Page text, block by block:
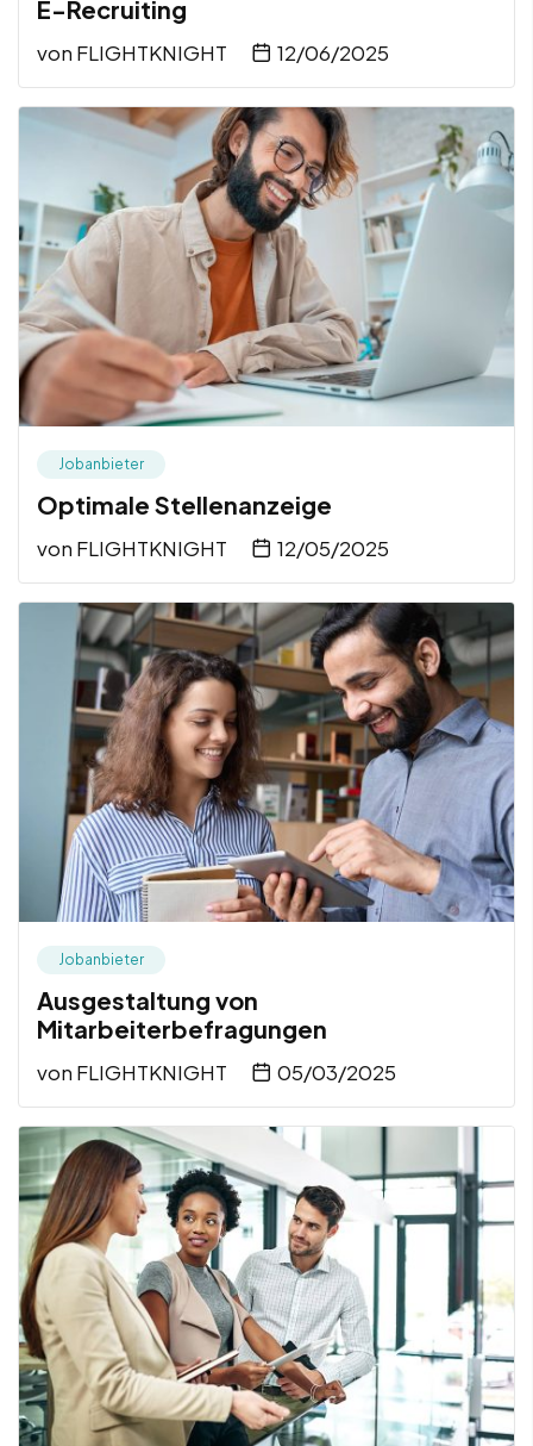
E-Recruiting
von FLIGHTKNIGHT 12/06/2025
Jobanbieter
Optimale Stellenanzeige
von FLIGHTKNIGHT 12/05/2025
Jobanbieter
Ausgestaltung von
Mitarbeiterbefragungen
von FLIGHTKNIGHT 05/03/2025